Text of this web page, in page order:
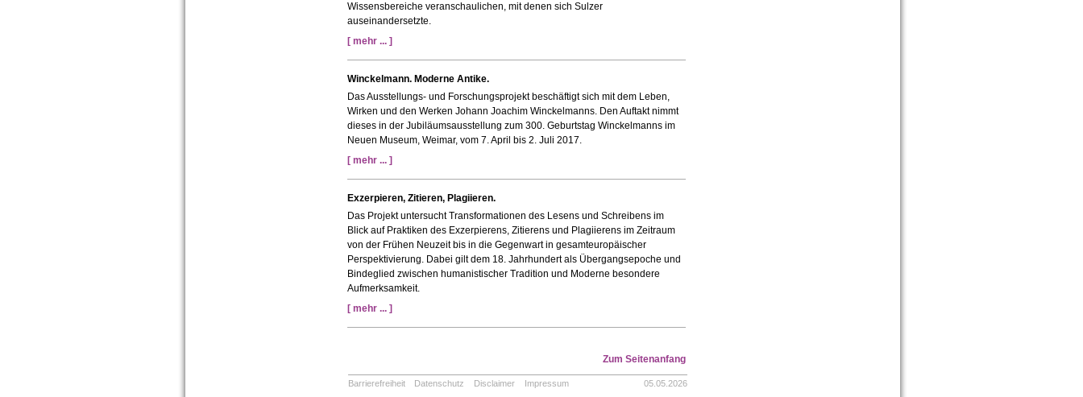
Wissensbereiche veranschaulichen, mit denen sich Sulzer
auseinandersetzte.
[ mehr ... ]
Winckelmann. Moderne Antike.
Das Ausstellungs- und Forschungsprojekt beschäftigt sich mit dem Leben,
Wirken und den Werken Johann Joachim Winckelmanns. Den Auftakt nimmt
dieses in der Jubiläumsausstellung zum 300. Geburtstag Winckelmanns im
Neuen Museum, Weimar, vom 7. April bis 2. Juli 2017.
[ mehr ... ]
Exzerpieren, Zitieren, Plagiieren.
Das Projekt untersucht Transformationen des Lesens und Schreibens im
Blick auf Praktiken des Exzerpierens, Zitierens und Plagiierens im Zeitraum
von der Frühen Neuzeit bis in die Gegenwart in gesamteuropäischer
Perspektivierung. Dabei gilt dem 18. Jahrhundert als Übergangsepoche und
Bindeglied zwischen humanistischer Tradition und Moderne besondere
Aufmerksamkeit.
[ mehr ... ]
Zum Seitenanfang
Barrierefreiheit Datenschutz Disclaimer Impressum 05.05.2026